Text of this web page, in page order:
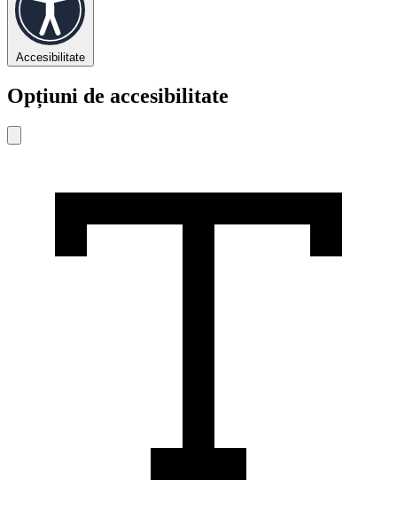
Accesibilitate
Opțiuni de accesibilitate